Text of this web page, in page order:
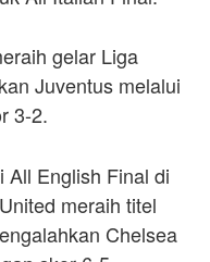
gelar Liga
Juventus melalui
3-2.
All English Final di
meraih titel
Chelsea